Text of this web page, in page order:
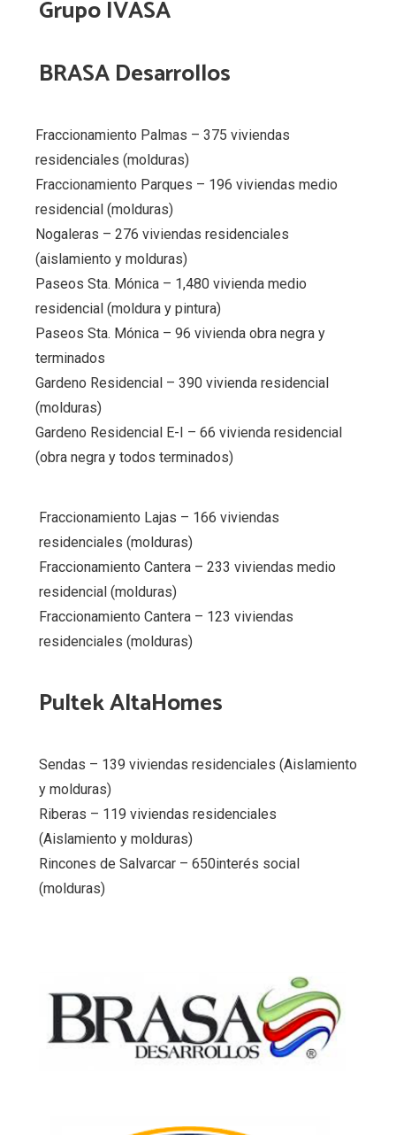
Grupo IVASA
BRASA Desarrollos
Fraccionamiento Palmas – 375 viviendas
residenciales (molduras)
Fraccionamiento Parques – 196 viviendas medio
residencial (molduras)
Nogaleras – 276 viviendas residenciales
(aislamiento y molduras)
Paseos Sta. Mónica – 1,480 vivienda medio
residencial (moldura y pintura)
Paseos Sta. Mónica – 96 vivienda obra negra y
terminados
Gardeno Residencial – 390 vivienda residencial
(molduras)
Gardeno Residencial E-I – 66 vivienda residencial
(obra negra y todos terminados)
Fraccionamiento Lajas – 166 viviendas
residenciales (molduras)
Fraccionamiento Cantera – 233 viviendas medio
residencial (molduras)
Fraccionamiento Cantera – 123 viviendas
residenciales (molduras)
Pultek AltaHomes
Sendas – 139 viviendas residenciales (Aislamiento
y molduras)
Riberas – 119 viviendas residenciales
(Aislamiento y molduras)
Rincones de Salvarcar – 650interés social
(molduras)